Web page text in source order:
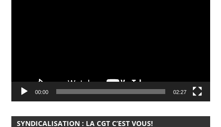
00:00 02:27
SYNDICALISATION : LA CGT C’EST VOUS!